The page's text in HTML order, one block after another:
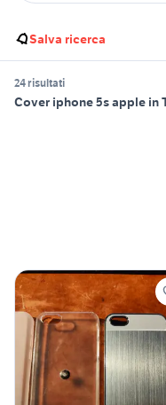
Salva ricerca
24 risultati
Cover iphone 5s apple in